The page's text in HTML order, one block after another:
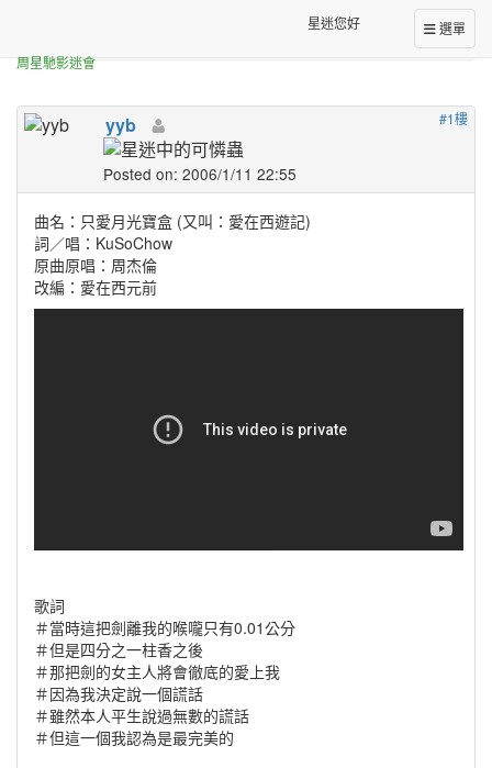
選單
星迷您好
周星馳影迷會
#1樓
yyb
Posted on: 2006/1/11 22:55
曲名：只愛月光寶盒 (又叫：愛在西遊記)
詞／唱：KuSoChow
原曲原唱：周杰倫
改編：愛在西元前
歌詞
＃當時這把劍離我的喉嚨只有0.01公分
＃但是四分之一柱香之後
＃那把劍的女主人將會徹底的愛上我
＃因為我決定說一個謊話
＃雖然本人平生說過無數的謊話
＃但這一個我認為是最完美的